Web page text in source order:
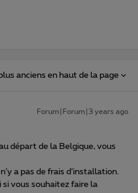
anciens en haut de la page
Forum|Forum|3 years ago
départ de la Belgique, vous
a pas de frais d‘installation.
si vous souhaitez faire la